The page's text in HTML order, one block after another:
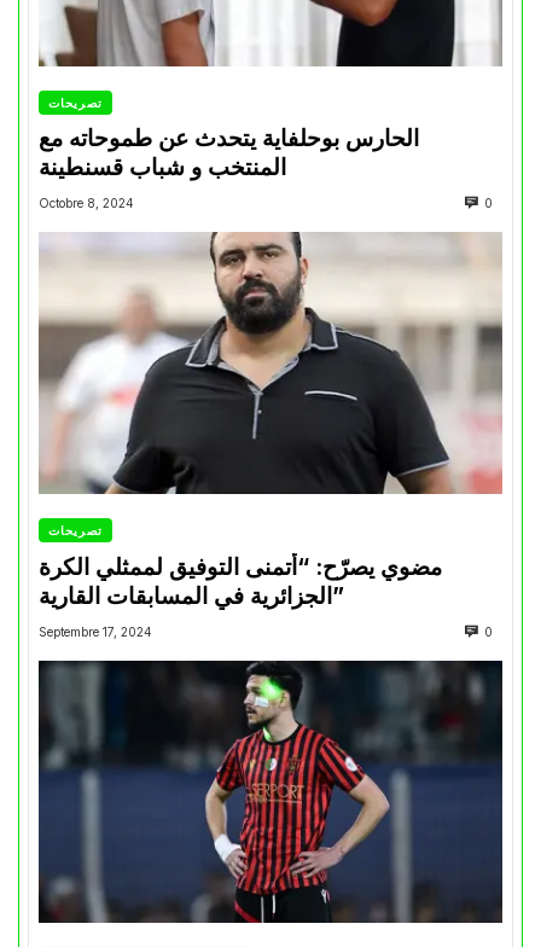
تصريحات
الحارس بوحلفاية يتحدث عن طموحاته مع
المنتخب و شباب قسنطينة
Octobre 8, 2024 0
تصريحات
مضوي يصرّح: “أتمنى التوفيق لممثلي الكرة
الجزائرية في المسابقات القارية”
Septembre 17, 2024 0